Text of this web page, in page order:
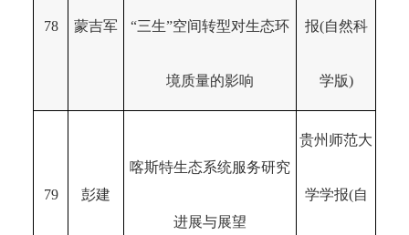
78 蒙吉军 “三生”空间转型对生态环
境质量的影响
报(自然科
学版)
79 彭建
喀斯特生态系统服务研究
进展与展望
贵州师范大
学学报(自